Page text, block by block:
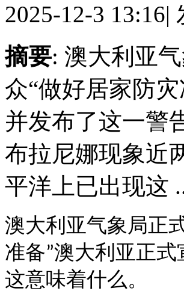
2025-12-3 13:16|
摘要: 澳大利亚
众“做好居家防
并发布了这一警
布拉尼娜现象近
平洋上已出现这
澳大利亚气象局正
准备”澳大利亚正式
这意味着什么。